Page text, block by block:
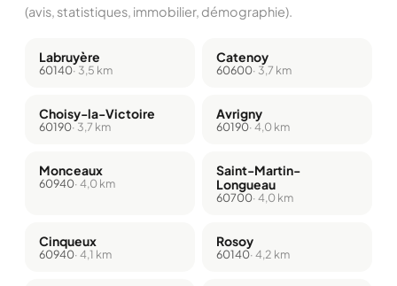
(avis, statistiques, immobilier, démographie).
Labruyère
60140· 3,5 km
Catenoy
60600· 3,7 km
Choisy-la-Victoire
60190· 3,7 km
Avrigny
60190· 4,0 km
Monceaux
60940· 4,0 km
Saint-Martin-
Longueau
60700· 4,0 km
Cinqueux
60940· 4,1 km
Rosoy
60140· 4,2 km